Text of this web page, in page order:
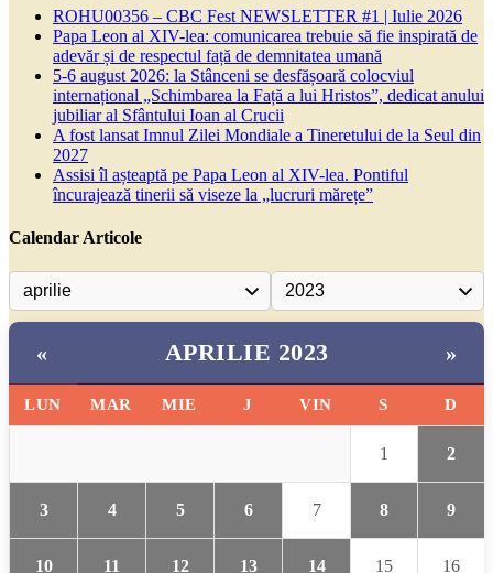
ROHU00356 – CBC Fest NEWSLETTER #1 | Iulie 2026
Papa Leon al XIV-lea: comunicarea trebuie să fie inspirată de
adevăr și de respectul față de demnitatea umană
5-6 august 2026: la Stânceni se desfășoară colocviul
internațional „Schimbarea la Față a lui Hristos”, dedicat anului
jubiliar al Sfântului Ioan al Crucii
A fost lansat Imnul Zilei Mondiale a Tineretului de la Seul din
2027
Assisi îl așteaptă pe Papa Leon al XIV-lea. Pontiful
încurajează tinerii să viseze la „lucruri mărețe”
Calendar Articole
« APRILIE 2023 »
LUN MAR MIE J VIN S D
1 2
3 4 5 6 7 8 9
10 11 12 13 14 15 16